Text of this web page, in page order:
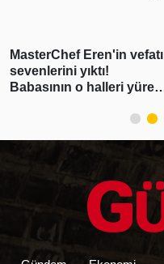
rakamları, canlı takip
MasterChef Eren'in vefatı
sevenlerini yıktı!
Babasının o halleri yürek